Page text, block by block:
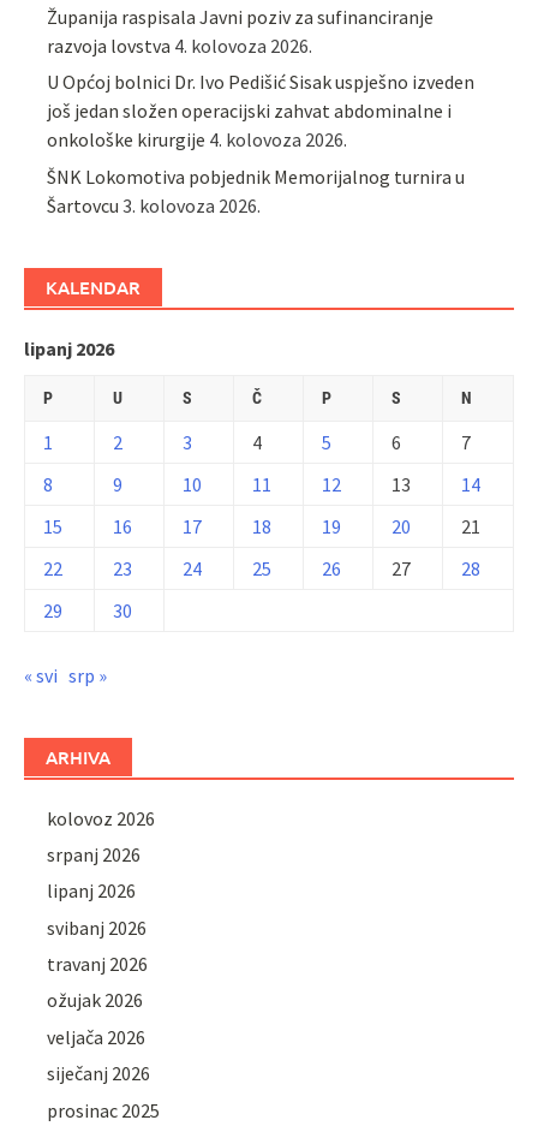
Županija raspisala Javni poziv za sufinanciranje
razvoja lovstva 4. kolovoza 2026.
U Općoj bolnici Dr. Ivo Pedišić Sisak uspješno izveden
još jedan složen operacijski zahvat abdominalne i
onkološke kirurgije 4. kolovoza 2026.
ŠNK Lokomotiva pobjednik Memorijalnog turnira u
Šartovcu 3. kolovoza 2026.
KALENDAR
lipanj 2026
P U S Č P S N
1 2 3 4 5 6
7
8
9 10 11 12 13
14
15
16 17 18 19 20
21
22
23 24 25 26 27
28
29
30
« svi srp »
ARHIVA
kolovoz 2026
srpanj 2026
lipanj 2026
svibanj 2026
travanj 2026
ožujak 2026
veljača 2026
siječanj 2026
prosinac 2025